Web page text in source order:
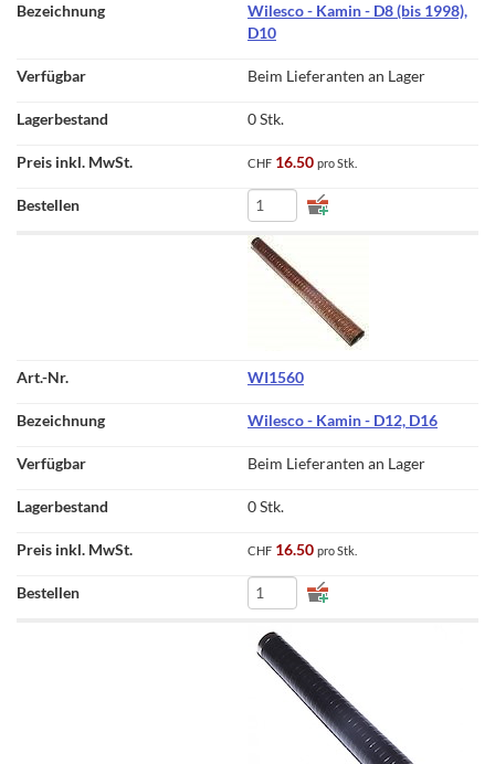
Wilesco - Kamin - D8 (bis 1998),
D10
Beim Lieferanten an Lager
0 Stk.
CHF 16.50 pro Stk.
WI1560
Wilesco - Kamin - D12, D16
Beim Lieferanten an Lager
0 Stk.
CHF 16.50 pro Stk.